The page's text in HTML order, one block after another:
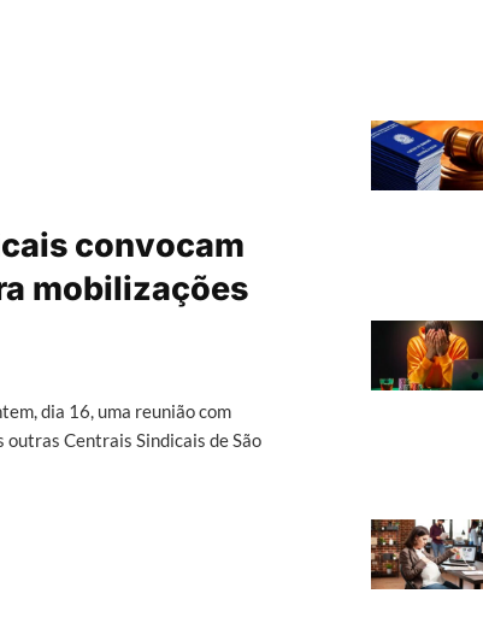
convocam
mobilizações
dia 16, uma reunião com
outras Centrais Sindicais de São